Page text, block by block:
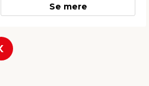
Se mere
Forrige